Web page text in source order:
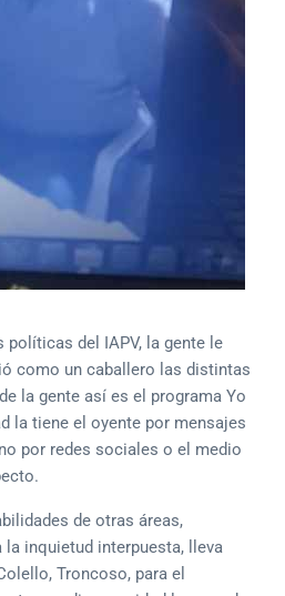
políticas del IAPV, la gente le
como un caballero las distintas
la gente así es el programa Yo
la tiene el oyente por mensajes
por redes sociales o el medio
de otras áreas,
inquietud interpuesta, lleva
Troncoso, para el